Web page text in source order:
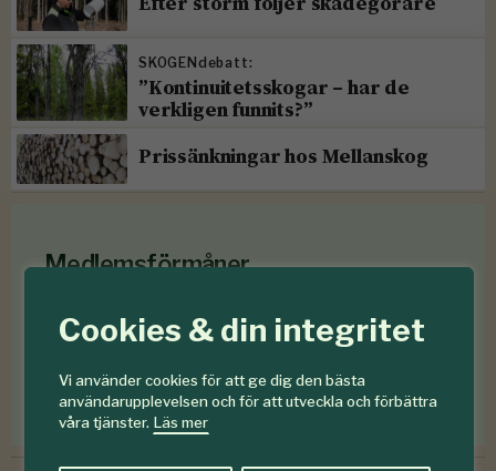
Cookies & din integritet
Vi använder cookies för att ge dig den bästa
användarupplevelsen och för att utveckla och förbättra
våra tjänster. Läs mer
SKOGENdebatt:
”Kontinuitetsskogar – har de
verkligen funnits?”
Prissänkningar hos Mellanskog
Medlemsförmåner
Som medlem i Föreningen Skogen
får du en rad
medlemsförmånerför mindre än en krona om
Förmåner för dig som är medlem